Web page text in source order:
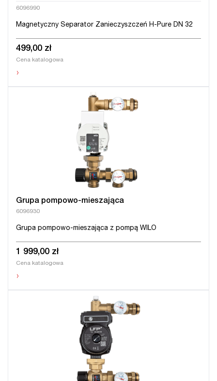
6096990
Magnetyczny Separator Zanieczyszczeń H-Pure DN 32
499,00 zł
Cena katalogowa
›
Grupa pompowo-mieszająca
6096930
Grupa pompowo-mieszająca z pompą WILO
1 999,00 zł
Cena katalogowa
›